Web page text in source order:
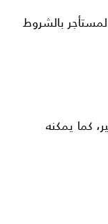
بالشروط
كما يمكنه